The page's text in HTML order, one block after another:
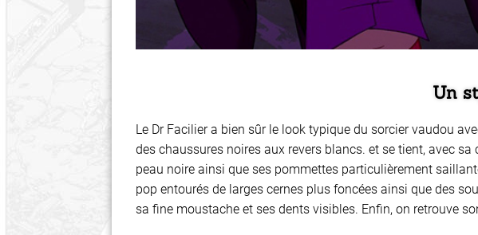
Un
Le Dr Facilier a bien sûr le look typique du sorcier vaudou
des chaussures noires aux revers blancs. et se tient, avec
peau noire ainsi que ses pommettes particulièrement
pop entourés de larges cernes plus foncées ainsi que des
sa fine moustache et ses dents visibles. Enfin, on retrouve